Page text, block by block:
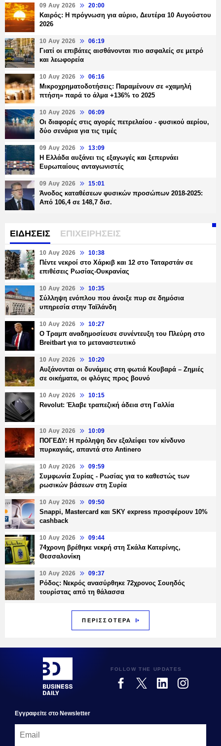
09 Αυγ 2026 20:00
Καιρός: Η πρόγνωση για αύριο, Δευτέρα 10 Αυγούστου
2026
10 Αυγ 2026 06:19
Γιατί οι επιβάτες αισθάνονται πιο ασφαλείς σε μετρό
και λεωφορεία
10 Αυγ 2026 06:16
Μικροχρηματοδοτήσεις: Παραμένουν σε «χαμηλή
πτήση» παρά το άλμα +136% το 2025
10 Αυγ 2026 06:09
Οι διαφορές στις αγορές πετρελαίου - φυσικού αερίου,
δύο σενάρια για τις τιμές
09 Αυγ 2026 13:09
Η Ελλάδα αυξάνει τις εξαγωγές και ξεπερνάει
Ευρωπαίους ανταγωνιστές
09 Αυγ 2026 15:01
Άνοδος καταθέσεων φυσικών προσώπων 2018-2025:
Από 106,4 σε 148,7 δισ.
ΕΙΔΗΣΕΙΣ ΕΠΙΧΕΙΡΗΣΕΙΣ
10 Αυγ 2026 10:38
Πέντε νεκροί στο Χάρκιβ και 12 στο Ταταρστάν σε
επιθέσεις Ρωσίας-Ουκρανίας
10 Αυγ 2026 10:35
Σύλληψη ενόπλου που άνοιξε πυρ σε δημόσια
υπηρεσία στην Ταϊλάνδη
10 Αυγ 2026 10:27
Ο Τραμπ αναδημοσίευσε συνέντευξη του Πλεύρη στο
Breitbart για το μεταναστευτικό
10 Αυγ 2026 10:20
Αυξάνονται οι δυνάμεις στη φωτιά Κουβαρά – Ζημιές
σε οικήματα, οι φλόγες προς βουνό
10 Αυγ 2026 10:15
Revolut: Έλαβε τραπεζική άδεια στη Γαλλία
10 Αυγ 2026 10:09
ΠΟΓΕΔΥ: Η πρόληψη δεν εξαλείφει τον κίνδυνο
πυρκαγιάς, απαντά στο Antinero
10 Αυγ 2026 09:59
Συμφωνία Συρίας - Ρωσίας για το καθεστώς των
ρωσικών βάσεων στη Συρία
10 Αυγ 2026 09:50
Snappi, Mastercard και SKY express προσφέρουν 10%
cashback
10 Αυγ 2026 09:44
74χρονη βρέθηκε νεκρή στη Σκάλα Κατερίνης,
Θεσσαλονίκη
10 Αυγ 2026 09:37
Ρόδος: Νεκρός ανασύρθηκε 72χρονος Σουηδός
τουρίστας από τη θάλασσα
ΠΕΡΙΣΣΟΤΕΡΑ
FOLLOW THE UPDATES
Εγγραφεiτε στο Newsletter